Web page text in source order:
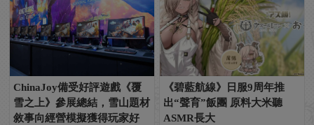
ChinaJoy備受好評遊戲《覆
雪之上》參展總結，雪山題材
敘事向經營模擬獲得玩家好
《碧藍航線》日服9周年推
出“聲育”飯團 原料大米聽
ASMR長大